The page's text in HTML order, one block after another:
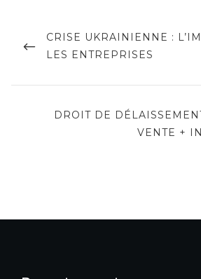
l’article
PREVIOUS
POST
CRISE UKRAINIENNE :
LES ENTREPRISES
NEXT
DROIT DE
VENTE +